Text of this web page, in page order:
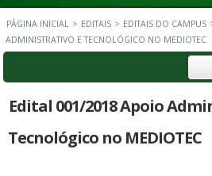
PÁGINA INICIAL > EDITAIS > EDITAIS DO CAMPUS
ADMINISTRATIVO E TECNOLÓGICO NO MEDIOTEC
Edital 001/2018 Apoio
Tecnológico no MEDIOTEC